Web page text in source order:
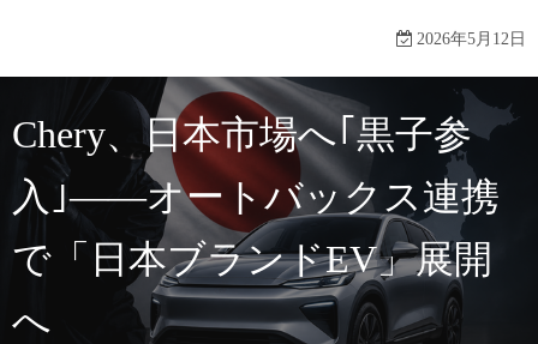
2026年5月12日
Chery、日本市場へ｢黒子参
入｣――オートバックス連携
で「日本ブランドEV」展開
へ